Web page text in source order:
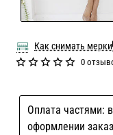
Как снимать мерки
Оплата частями:
оформлении
0